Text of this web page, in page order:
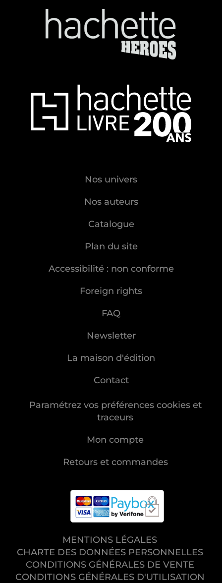
Nos univers
Nos auteurs
Catalogue
Plan du site
Accessibilité : non conforme
Foreign rights
FAQ
Newsletter
La maison d'édition
Contact
Paramétrez vos préférences cookies et
traceurs
Mon compte
Retours et commandes
MENTIONS LÉGALES
CHARTE DES DONNÉES PERSONNELLES
CONDITIONS GÉNÉRALES DE VENTE
CONDITIONS GÉNÉRALES D'UTILISATION